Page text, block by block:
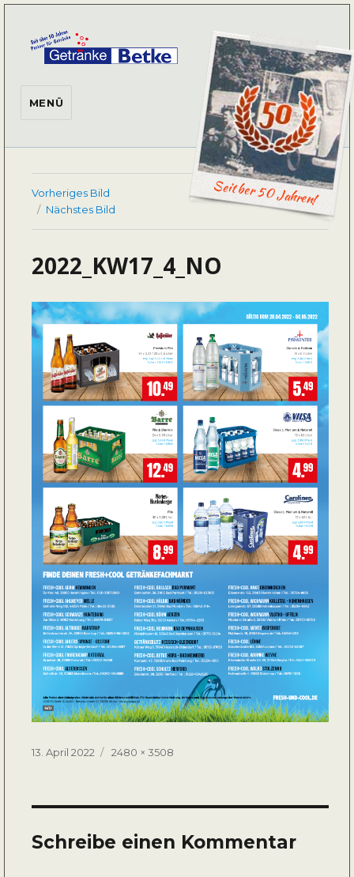
Seit ber 50 Jahren!
MENÜ
Vorheriges Bild
Nächstes Bild
2022_KW17_4_NO
Veröffentlicht
13. April 2022
Volle
2480 × 3508
Schreibe einen Kommentar